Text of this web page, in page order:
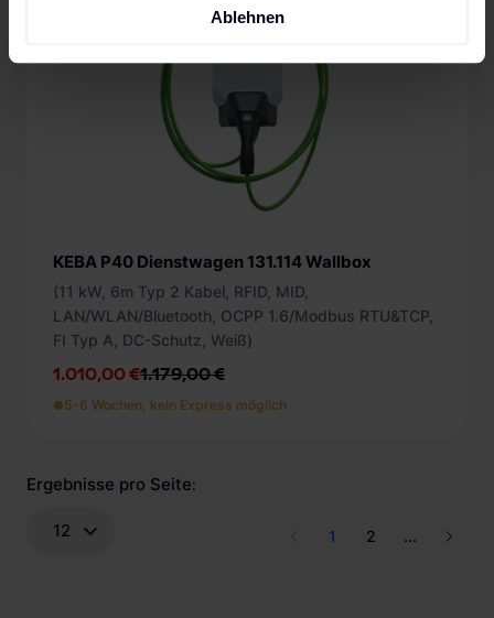
Ablehnen
KEBA P40 Dienstwagen 131.114 Wallbox
(11 kW, 6m Typ 2 Kabel, RFID, MID,
LAN/WLAN/Bluetooth, OCPP 1.6/Modbus RTU&TCP,
FI Typ A, DC-Schutz, Weiß)
1.010,00 €1.179,00 €
5-6 Wochen, kein Express möglich
Ergebnisse pro Seite:
12 1 2 ...